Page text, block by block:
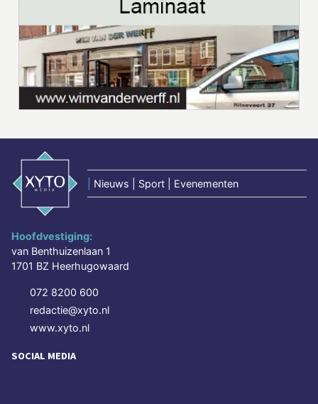
Nieuws | Sport | Evenementen
Hoofdvestiging:
van Benthuizenlaan 1
1701 BZ Heerhugowaard
072 8200 600
redactie@xyto.nl
www.xyto.nl
SOCIAL MEDIA